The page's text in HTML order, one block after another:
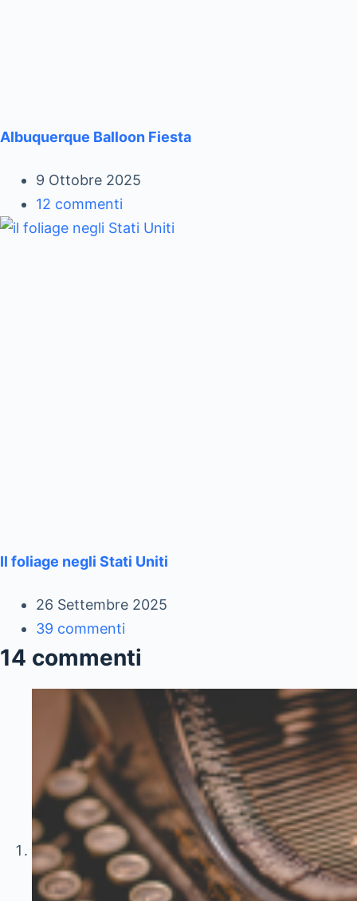
Albuquerque Balloon Fiesta
9 Ottobre 2025
12 commenti
Il foliage negli Stati Uniti
26 Settembre 2025
39 commenti
14 commenti